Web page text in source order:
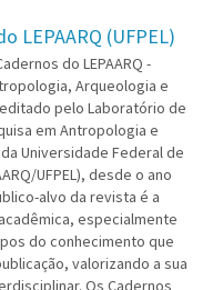
LEPAARQ (UFPEL)
do LEPAARQ -
Arqueologia e
pelo Laboratório de
em Antropologia e
Universidade Federal de
UFPEL), desde o ano
alvo da revista é a
especialmente
do conhecimento que
valorizando a sua
Os Cadernos